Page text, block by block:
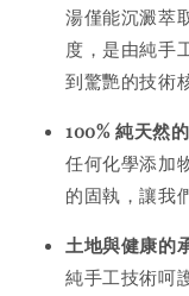
湯僅能沉澱萃
度，是由純手
到驚艷的技術
100% 純天然
任何化學添加
的固執，讓我
土地與健康的
純手工技術呵